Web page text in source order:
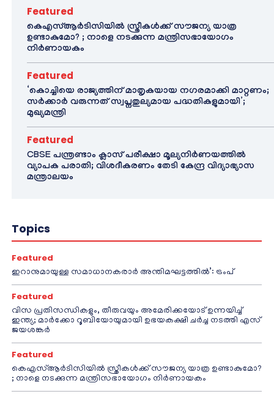
Featured
കെഎസ്ആർടിസിയിൽ സ്ത്രീകൾക്ക് സൗജന്യ യാത്ര
ഉണ്ടാകുമോ? ; നാളെ നടക്കുന്ന മന്ത്രിസഭായോഗം
നിർണായകം
Featured
‘കൊച്ചിയെ രാജ്യത്തിന് മാതൃകയായ നഗരമാക്കി മാറ്റണം;
സർക്കാർ വരുന്നത് സ്വപ്നതുല്യമായ പദ്ധതികളുമായി’;
മുഖ്യമന്ത്രി
Featured
CBSE പന്ത്രണ്ടാം ക്ലാസ് പരീക്ഷാ മൂല്യനിർണയത്തിൽ
വ്യാപക പരാതി; വിശദീകരണം തേടി കേന്ദ്ര വിദ്യാഭ്യാസ
മന്ത്രാലയം
Topics
Featured
ഇറാനുമായുള്ള സമാധാനകരാർ അന്തിമഘട്ടത്തിൽ‌’: ട്രംപ്
Featured
വിസ പ്രതിസന്ധികളും, തീരുവയും അമേരിക്കയോട് ഉന്നയിച്ച്
ഇന്ത്യ; മാർക്കോ റൂബിയോയുമായി ഉഭയകക്ഷി ചർച്ച നടത്തി എസ്
ജയശങ്കർ
Featured
കെഎസ്ആർടിസിയിൽ സ്ത്രീകൾക്ക് സൗജന്യ യാത്ര ഉണ്ടാകുമോ?
; നാളെ നടക്കുന്ന മന്ത്രിസഭായോഗം നിർണായകം